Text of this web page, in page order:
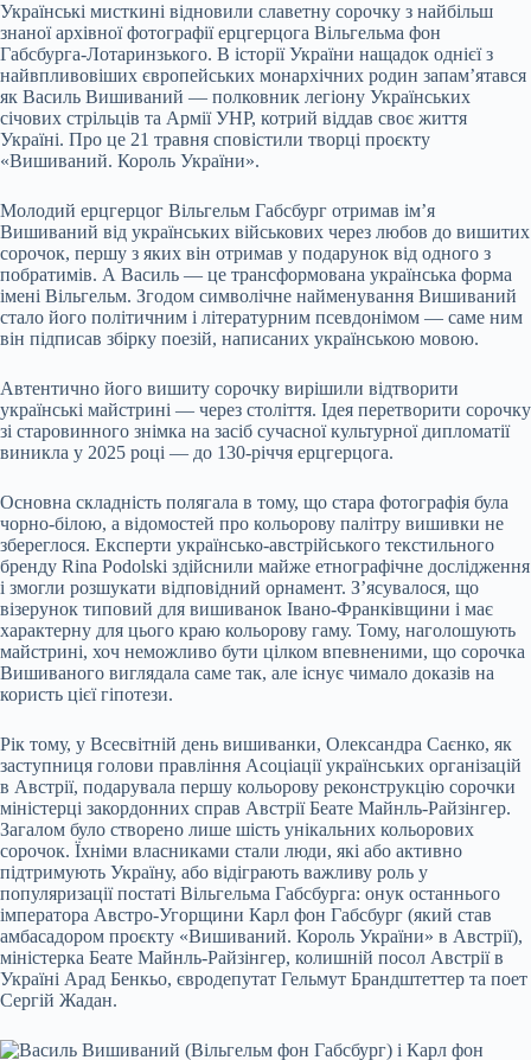
Українські мисткині відновили славетну сорочку з найбільш
знаної архівної фотографії ерцгерцога Вільгельма фон
Габсбурга-Лотаринзького. В історії України нащадок однієї з
найвпливовіших європейських монархічних родин запам’ятався
як Василь Вишиваний — полковник легіону Українських
січових стрільців та Армії УНР, котрий віддав своє життя
Україні. Про це 21 травня сповістили творці проєкту
«Вишиваний. Король України».
Молодий ерцгерцог Вільгельм Габсбург отримав ім’я
Вишиваний від українських військових через любов до вишитих
сорочок, першу з яких він отримав у подарунок від одного з
побратимів. А Василь — це трансформована українська форма
імені Вільгельм. Згодом символічне найменування Вишиваний
стало його політичним і літературним псевдонімом — саме ним
він підписав збірку поезій, написаних українською мовою.
Автентично його вишиту сорочку вирішили відтворити
українські майстрині — через століття. Ідея перетворити сорочку
зі старовинного знімка на засіб сучасної культурної дипломатії
виникла у 2025 році — до 130-річчя ерцгерцога.
Основна складність полягала в тому, що стара фотографія була
чорно-білою, а відомостей про кольорову палітру вишивки не
збереглося. Експерти українсько-австрійського текстильного
бренду Rina Podolski здійснили майже етнографічне дослідження
і змогли розшукати відповідний орнамент. З’ясувалося, що
візерунок типовий для вишиванок Івано-Франківщини і має
характерну для цього краю кольорову гаму. Тому, наголошують
майстрині, хоч неможливо бути цілком впевненими, що сорочка
Вишиваного виглядала саме так, але існує чимало доказів на
користь цієї гіпотези.
Рік тому, у Всесвітній день вишиванки, Олександра Саєнко, як
заступниця голови правління Асоціації українських організацій
в Австрії, подарувала першу кольорову реконструкцію сорочки
міністерці закордонних справ Австрії Беате Майнль-Райзінгер.
Загалом було створено лише шість унікальних кольорових
сорочок. Їхніми власниками стали люди, які або активно
підтримують Україну, або відіграють важливу роль у
популяризації постаті Вільгельма Габсбурга: онук останнього
імператора Австро-Угорщини Карл фон Габсбург (який став
амбасадором проєкту «Вишиваний. Король України» в Австрії),
міністерка Беате Майнль-Райзінгер, колишній посол Австрії в
Україні Арад Бенкьо, євродепутат Гельмут Брандштеттер та поет
Сергій Жадан.